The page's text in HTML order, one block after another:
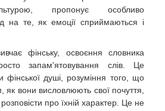
пропонує особливо
на те, як емоції сприймаються і
фінську, освоєння словника
запам'ятовування слів. Це
фінської душі, розуміння того, що
як вони висловлюють свої почуття,
про їхній характер. Це не